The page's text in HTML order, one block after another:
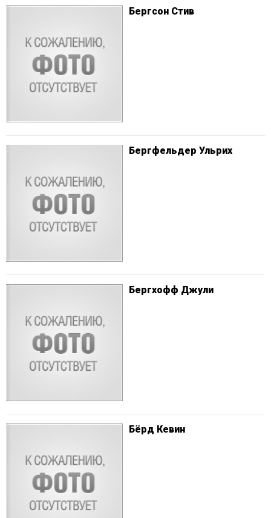
Бергсон Стив
Бергфельдер Ульрих
Бергхофф Джули
Бёрд Кевин